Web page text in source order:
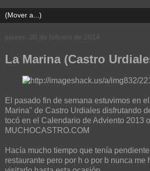
jueves, 20 de febrero de 2014
La Marina (Castro
El pasado fin de semana estuvimos en
Marina" de Castro Urdiales disfrutando
tocó en el Calendario de Adviento 2013
MUCHOCASTRO.COM
Hacía mucho tiempo que tenía
restaurante pero por h o por b nunca me